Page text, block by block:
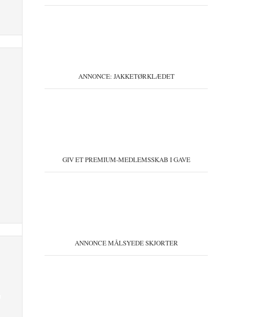
ANNONCE: JAKKETØRKLÆDET
GIV ET PREMIUM-MEDLEMSSKAB I GAVE
ANNONCE MÅLSYEDE SKJORTER